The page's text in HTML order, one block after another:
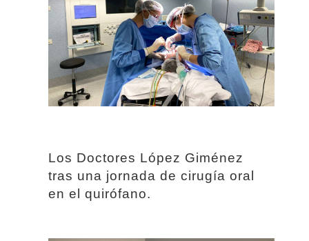
Los Doctores López Giménez
tras una jornada de cirugía oral
en el quirófano.